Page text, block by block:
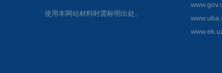
使用本网站材料时需标明出处。